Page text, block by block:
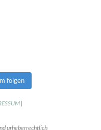
folgen
|
urheberrechtlich